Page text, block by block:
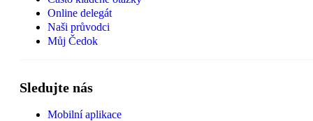
Online delegát
Naši průvodci
Můj Čedok
Sledujte nás
Mobilní aplikace